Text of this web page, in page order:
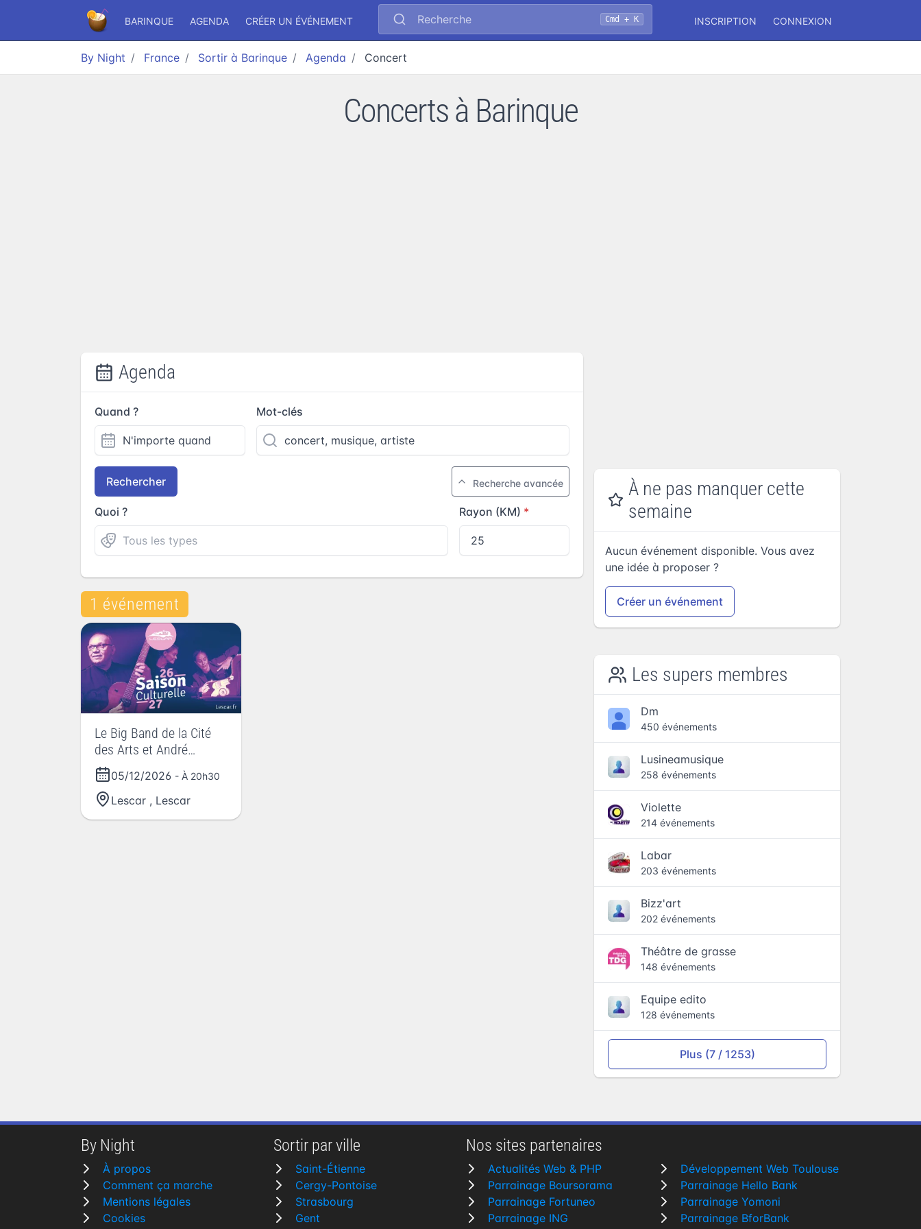
BARINQUE AGENDA CRÉER UN ÉVÉNEMENT Recherche Cmd + K INSCRIPTION CONNEXION
By Night France Sortir à Barinque Agenda Concert
Concerts à Barinque
Agenda
Quand ? Mot-clés
Rechercher Recherche avancée
Quoi ? Rayon (KM)
1 événement
Le Big Band de la Cité
des Arts et André
Minvielle
05/12/2026 - À 20h30
Lescar , Lescar
À ne pas manquer cette
semaine
Aucun événement disponible. Vous avez
une idée à proposer ?
Créer un événement
Les supers membres
Dm
450 événements
Lusineamusique
258 événements
Violette
214 événements
Labar
203 événements
Bizz'art
202 événements
Théâtre de grasse
148 événements
Equipe edito
128 événements
Plus (7 / 1253)
By Night
À propos
Comment ça marche
Mentions légales
Cookies
Sortir par ville
Saint-Étienne
Cergy-Pontoise
Strasbourg
Gent
Nos sites partenaires
Actualités Web & PHP
Parrainage Boursorama
Parrainage Fortuneo
Parrainage ING
Développement Web Toulouse
Parrainage Hello Bank
Parrainage Yomoni
Parrainage BforBank